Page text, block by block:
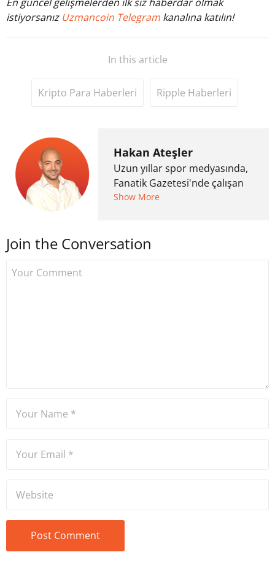
istiyorsanız Uzmancoin Telegram kanalına katılın!
In this article
Kripto Para Haberleri Ripple Haberleri
Hakan Ateşler
Uzun yıllar spor medyasında,
Fanatik Gazetesi'nde çalışan
Hakan Ateşler, 2020 yılında
Uzmancoin bünyesinde
Show More
Join the Conversation